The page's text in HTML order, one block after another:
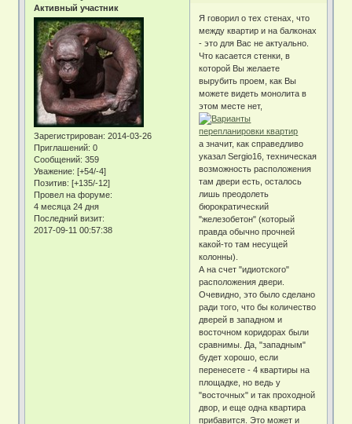
Активный участник
Зарегистрирован: 2014-03-26
Приглашений: 0
Сообщений: 359
Уважение: [+54/-4]
Позитив: [+135/-12]
Провел на форуме:
4 месяца 24 дня
Последний визит:
2017-09-11 00:57:38
Я говорил о тех стенах, что
между квартир и на балконах
- это для Вас не актуально.
Что касается стенки, в
которой Вы желаете
вырубить проем, как Вы
можете видеть монолита в
этом месте нет,
а значит, как справедливо
указал Sergio16, техническая
возможность расположения
там двери есть, осталось
лишь преодолеть
бюрократический
"железобетон" (который
правда обычно прочней
какой-то там несущей
колонны).
А на счет "идиотского"
расположения двери.
Очевидно, это было сделано
ради того, что бы количество
дверей в западном и
восточном коридорах были
сравнимы. Да, "западным"
будет хорошо, если
перенесете - 4 квартиры на
площадке, но ведь у
"восточных" и так проходной
двор, и еще одна квартира
прибавится. Это может и